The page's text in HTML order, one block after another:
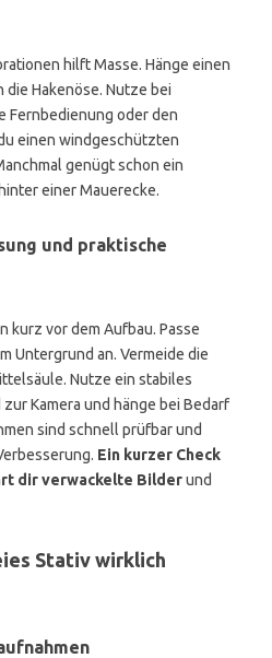
hilft Masse. Hänge einen
die Hakenöse. Nutze bei
Fernbedienung oder den
einen windgeschützten
genügt schon ein
einer Mauerecke.
und praktische
kurz vor dem Aufbau. Passe
Untergrund an. Vermeide die
Nutze ein stabiles
Kamera und hänge bei Bedarf
sind schnell prüfbar und
Ein kurzer Check
dir verwackelte Bilderund
Stativ wirklich